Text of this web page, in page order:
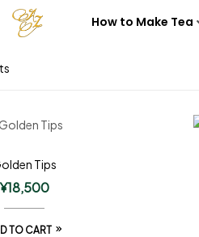
How to Make Tea
Tips
¥18,500
TO CART